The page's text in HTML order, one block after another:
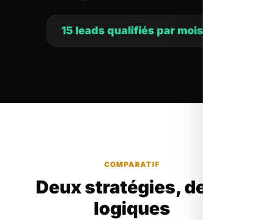
15 leads qualifiés par mois
COMPARATIF
Deux stratégies, deux
logiques